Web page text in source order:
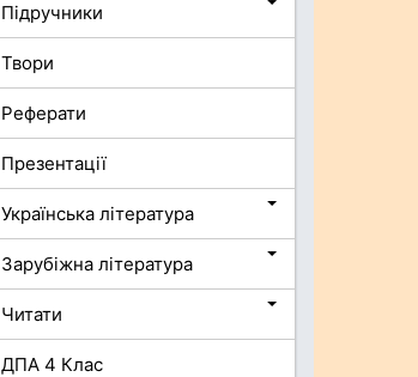
Підручники
Твори
Реферати
Презентації
Українська література
Зарубіжна література
Читати
ДПА 4 Клас